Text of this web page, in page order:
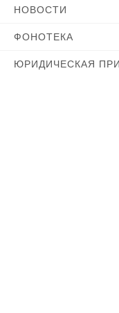
НОВОСТИ
ФОНОТЕКА
ЮРИДИЧЕСКАЯ